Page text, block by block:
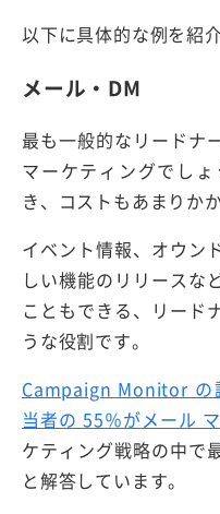
以下に具体的な例を紹
メール・DM
最も一般的なリードナ
マーケティングでし
き、コストもあまりか
イベント情報、オウン
しい機能のリリースな
こともできる、リード
うな役割です。
Campaign Monitor の
当者の 55％がメール
ケティング戦略の中で
と解答しています。